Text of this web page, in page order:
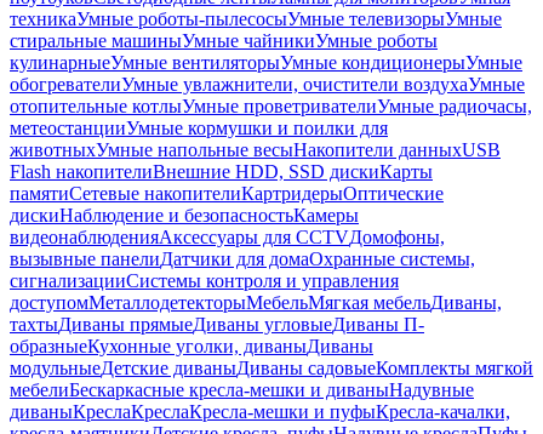
техникаУмные роботы-пылесосыУмные телевизорыУмные
стиральные машиныУмные чайникиУмные роботы
кулинарныеУмные вентиляторыУмные кондиционерыУмные
обогревателиУмные увлажнители, очистители воздухаУмные
отопительные котлыУмные проветривателиУмные радиочасы,
метеостанцииУмные кормушки и поилки для
животныхУмные напольные весыНакопители данныхUSB
Flash накопителиВнешние HDD, SSD дискиКарты
памятиСетевые накопителиКартридерыОптические
дискиНаблюдение и безопасностьКамеры
видеонаблюденияАксессуары для CCTVДомофоны,
вызывные панелиДатчики для домаОхранные системы,
сигнализацииСистемы контроля и управления
доступомМеталлодетекторыМебельМягкая мебельДиваны,
тахтыДиваны прямыеДиваны угловыеДиваны П-
образныеКухонные уголки, диваныДиваны
модульныеДетские диваныДиваны садовыеКомплекты мягкой
мебелиБескаркасные кресла-мешки и диваныНадувные
диваныКреслаКреслаКресла-мешки и пуфыКресла-качалки,